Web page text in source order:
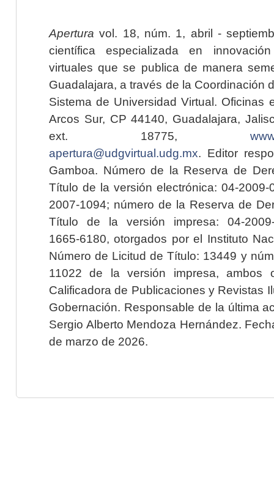
Apertura vol. 18, núm. 1, abril -
científica especializada en
virtuales que se publica de manera
Guadalajara, a través de la Coordinación
Sistema de Universidad Virtual. Oficinas
Arcos Sur, CP 44140, Guadalajara,
ext. 18775,
apertura@udgvirtual.udg.mx. Editor
Gamboa. Número de la Reserva de
Título de la versión electrónica: 04-2009-
2007-1094; número de la Reserva de
Título de la versión impresa: 04-2009-
1665-6180, otorgados por el Instituto
Número de Licitud de Título: 13449 y
11022 de la versión impresa, ambos
Calificadora de Publicaciones y Revistas
Gobernación. Responsable de la última
Sergio Alberto Mendoza Hernández.
de marzo de 2026.